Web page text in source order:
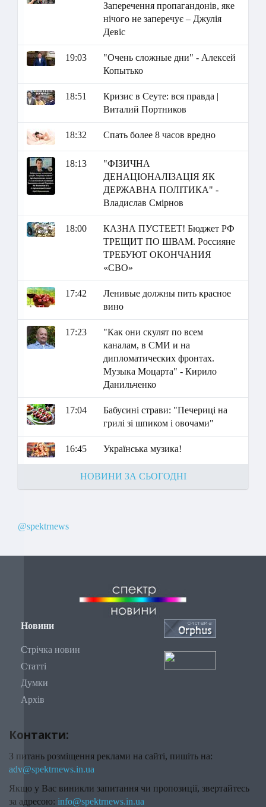
Заперечення пропагандонів, яке
нічого не заперечує – Джулія
Девіс
19:03
"Очень сложные дни" - Алексей
Копытько
18:51
Кризис в Сеуте: вся правда |
Виталий Портников
18:32 Спать более 8 часов вредно
18:13
"ФІЗИЧНА
ДЕНАЦІОНАЛІЗАЦІЯ ЯК
ДЕРЖАВНА ПОЛІТИКА" -
Владислав Смірнов
18:00
КАЗНА ПУСТЕЕТ! Бюджет РФ
ТРЕЩИТ ПО ШВАМ. Россияне
ТРЕБУЮТ ОКОНЧАНИЯ
«СВО»
17:42
Ленивые должны пить красное
вино
17:23
"Как они скулят по всем
каналам, в СМИ и на
дипломатических фронтах.
Музыка Моцарта" - Кирило
Данильченко
17:04
Бабусині страви: "Печериці на
грилі зі шпиком і овочами"
16:45 Українська музика!
НОВИНИ ЗА СЬОГОДНІ
@spektrnews
Новини
Стрічка новин
Статті
Думки
Архів
Контакти:
З питань розміщення реклами на сайті, пишіть на:
adv@spektrnews.in.ua
Якщо у Вас виникли запитання чи пропозиції, звертайтесь
за адресою: info@spektrnews.in.ua